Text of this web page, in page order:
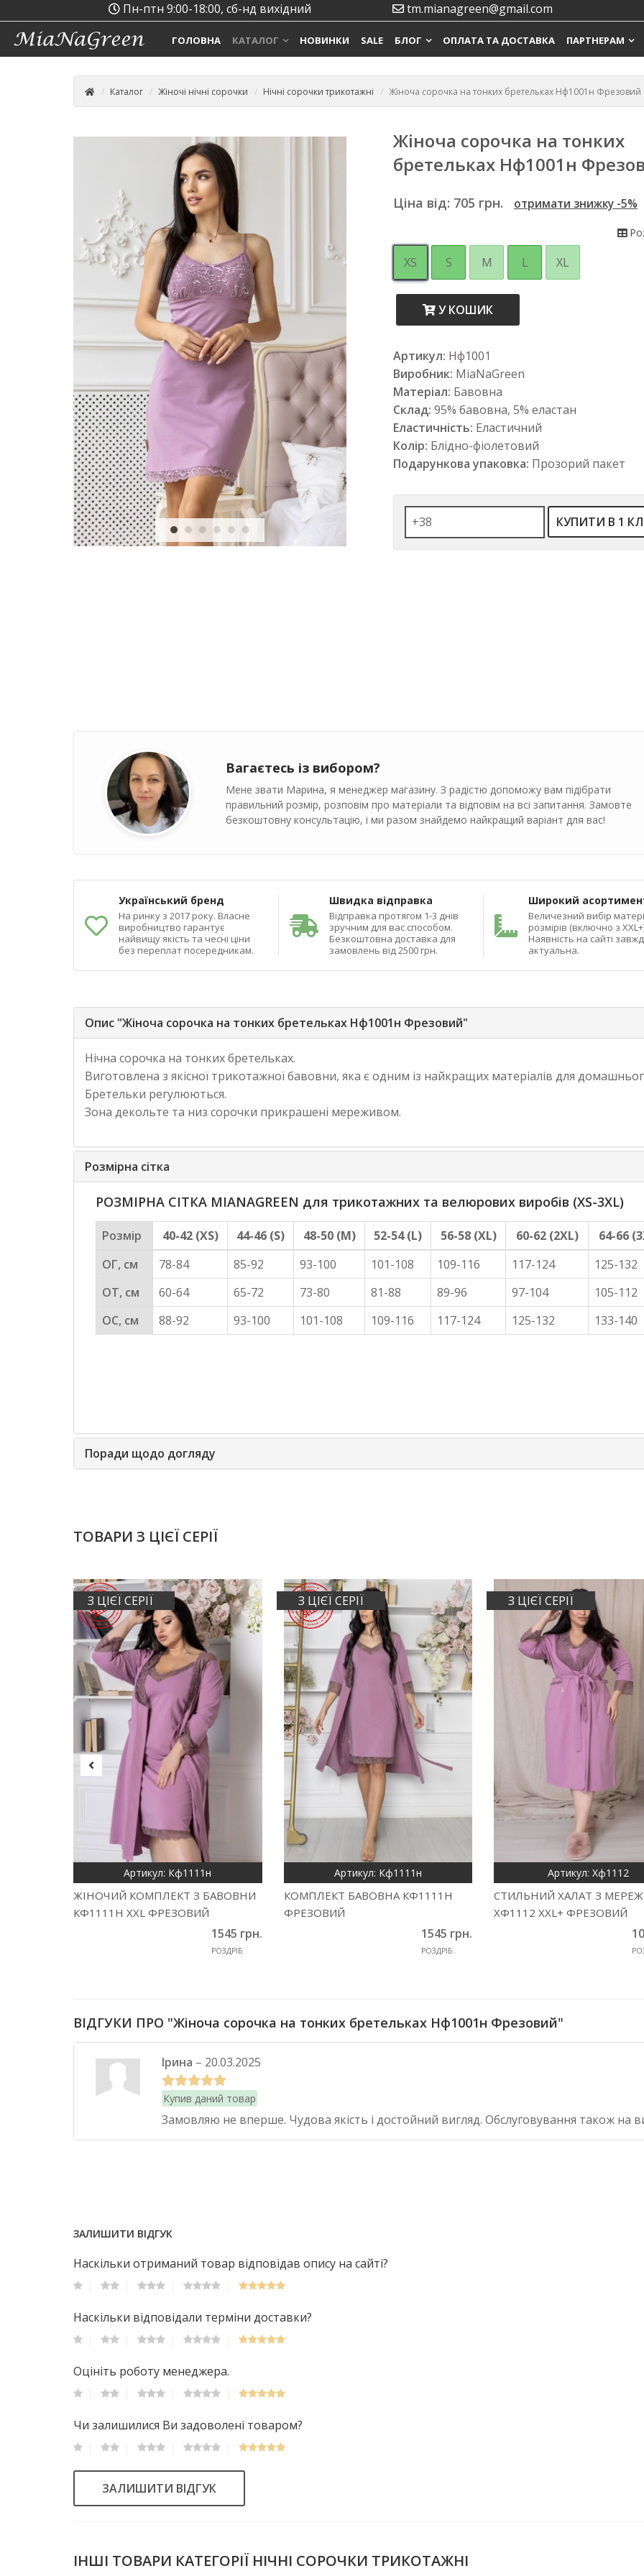
Пн-птн 9:00-18:00, сб-нд вихідний tm.mianagreen@gmail.com
ГОЛОВНА КАТАЛОГ НОВИНКИ SALE БЛОГ ОПЛАТА ТА ДОСТАВКА ПАРТНЕРАМ
Каталог Жіночі нічні сорочки Нічні сорочки трикотажні Жіноча сорочка на тонких бретельках Нф1001н Фрезовий
Жіноча сорочка на тонких
бретельках Нф1001н
Ціна від: 705 грн. отримати знижку -5%
XS S M L XL
У КОШИК
Артикул: Нф1001
Виробник: MiaNaGreen
Матеріал: Бавовна
Склад: 95% бавовна, 5% еластан
Еластичність: Еластичний
Колір: Блідно-фіолетовий
Подарункова упаковка: Прозорий пакет
КУПИТИ В 1
Вагаєтесь із вибором?
Мене звати Марина, я менеджер магазину. З радістю допоможу вам підібрати
правильний розмір, розповім про матеріали та відповім на всі запитання. Замовте
безкоштовну консультацію, і ми разом знайдемо найкращий варіант для вас!
Український бренд
На ринку з 2017 року. Власне
виробництво гарантує
найвищу якість та чесні ціни
без переплат посередникам.
Швидка відправка
Відправка протягом 1-3 днів
зручним для вас способом.
Безкоштовна доставка для
замовлень від 2500 грн.
Широкий
Величезний вибір
розмірів (включно з
Наявність на сайті
актуальна.
Опис "Жіноча сорочка на тонких бретельках Нф1001н Фрезовий"
Нічна сорочка на тонких бретельках.
Виготовлена з якісної трикотажної бавовни, яка є одним із найкращих матеріалів для
Бретельки регулюються.
Зона декольте та низ сорочки прикрашені мереживом.
Розмірна сітка
РОЗМІРНА СІТКА MIANAGREEN для трикотажних та велюрових виробів (XS-3XL)
Розмір 40-42 (XS) 44-46 (S) 48-50 (M) 52-54 (L) 56-58 (XL) 60-62 (2XL)
64-66
ОГ, см
78-84 85-92 93-100 101-108 109-116 117-124
125-132
ОТ, см
60-64 65-72 73-80 81-88 89-96 97-104
105-112
ОС, см
88-92 93-100 101-108 109-116 117-124 125-132 133-140
Поради щодо догляду
ТОВАРИ З ЦІЄЇ СЕРІЇ
З ЦІЄЇ СЕРІЇ
Артикул: Кф1111н
ЖІНОЧИЙ КОМПЛЕКТ З БАВОВНИ
КФ1111Н XXL ФРЕЗОВИЙ
1545 грн.
РОЗДРІБ
З ЦІЄЇ СЕРІЇ
Артикул: Кф1111н
КОМПЛЕКТ БАВОВНА КФ1111Н
ФРЕЗОВИЙ
1545 грн.
РОЗДРІБ
З ЦІЄЇ СЕРІЇ
Артикул: Хф1112
СТИЛЬНИЙ ХАЛАТ З
ХФ1112 XXL+ ФРЕЗОВИЙ
ВІДГУКИ ПРО "Жіноча сорочка на тонких бретельках Нф1001н Фрезовий"
Ірина – 20.03.2025
Купив даний товар
Замовляю не вперше. Чудова якість і достойний вигляд. Обслуговування також на
ЗАЛИШИТИ ВІДГУК
Наскільки отриманий товар відповідав опису на сайті?
Наскільки відповідали терміни доставки?
Оцініть роботу менеджера.
Чи залишилися Ви задоволені товаром?
ЗАЛИШИТИ ВІДГУК
ІНШІ ТОВАРИ КАТЕГОРІЇ НІЧНІ СОРОЧКИ ТРИКОТАЖНІ